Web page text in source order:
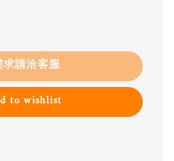
請洽客服
to wishlist